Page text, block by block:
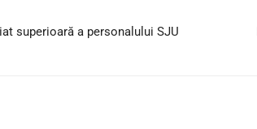
superioară a personalului SJU